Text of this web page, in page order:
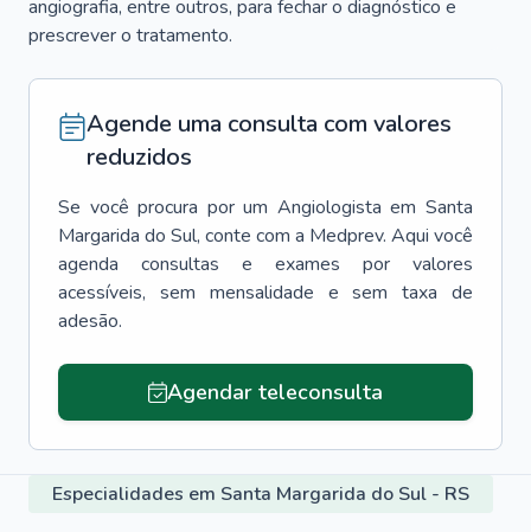
angiografia, entre outros, para fechar o diagnóstico e
prescrever o tratamento.
Agende uma consulta com valores
reduzidos
Se você procura por um Angiologista em Santa
Margarida do Sul, conte com a Medprev. Aqui você
agenda consultas e exames por valores
acessíveis, sem mensalidade e sem taxa de
adesão.
Agendar teleconsulta
Especialidades em Santa Margarida do Sul - RS